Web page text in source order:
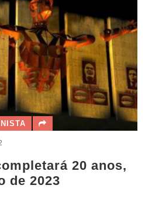
20 anos,
de 2023